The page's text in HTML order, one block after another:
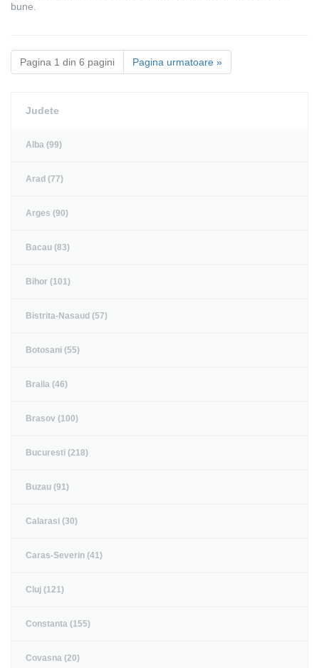
bune.
Pagina 1 din 6 pagini Pagina urmatoare »
Judete
Alba (99)
Arad (77)
Arges (90)
Bacau (83)
Bihor (101)
Bistrita-Nasaud (57)
Botosani (55)
Braila (46)
Brasov (100)
Bucuresti (218)
Buzau (91)
Calarasi (30)
Caras-Severin (41)
Cluj (121)
Constanta (155)
Covasna (20)